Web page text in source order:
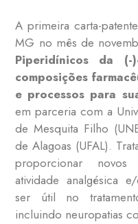
A primeira carta-
MG no mês de
Piperidínicos da (-
composições
e processos para
em parceria com a
de Mesquita Filho
de Alagoas (UFAL).
proporcionar novos
atividade analgésica
ser útil no
incluindo neuropatias